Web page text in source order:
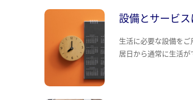
設備とサービス
生活に必要な設備を
居日から通常に生活が